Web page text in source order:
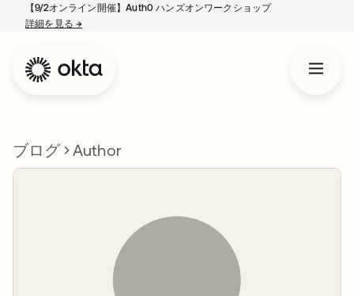
【9/2オンライン開催】Auth0 ハンズオンワークショップ
詳細を見る→
ブログ Author